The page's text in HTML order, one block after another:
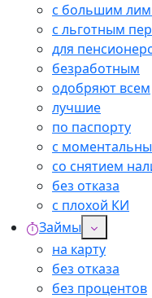
с большим
с льготным
для
безработным
одобряют всем
лучшие
по паспорту
с
со снятием
без отказа
с плохой КИ
Займы
на карту
без отказа
без процентов